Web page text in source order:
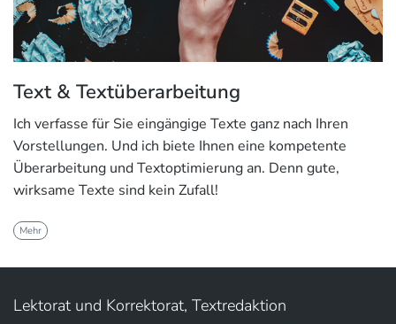
Text & Textüberarbeitung
Ich verfasse für Sie eingängige Texte ganz nach Ihren
Vorstellungen. Und ich biete Ihnen eine kompetente
Überarbeitung und Textoptimierung an. Denn gute,
wirksame Texte sind kein Zufall!
Mehr
Lektorat und Korrektorat, Textredaktion